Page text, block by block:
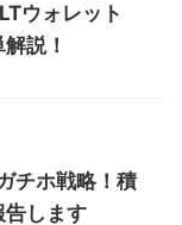
ウォレット
説！
チホ戦略！積
告します